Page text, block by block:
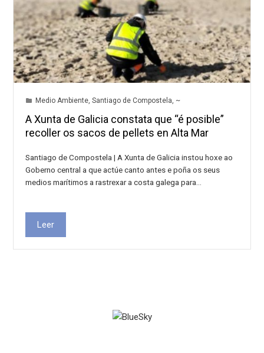
Medio Ambiente,Santiago de Compostela, ~
A Xunta de Galicia constata que “é posible”
recoller os sacos de pellets en Alta Mar
Santiago de Compostela | A Xunta de Galicia instou hoxe ao
Goberno central a que actúe canto antes e poña os seus
medios marítimos a rastrexar a costa galega para…
Leer